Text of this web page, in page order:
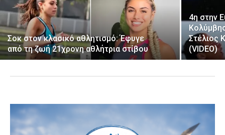
Σοκ στον κλασικό αθλητισμό: Έφυγε
από τη ζωή 21χρονη αθλήτρια στίβου
4η στην
Στέλιος
(VIDEO)